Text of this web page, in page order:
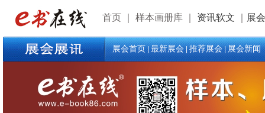
首页 样本画册库 资讯软文 展
展会首页|最新展会|推荐展会|展会新闻